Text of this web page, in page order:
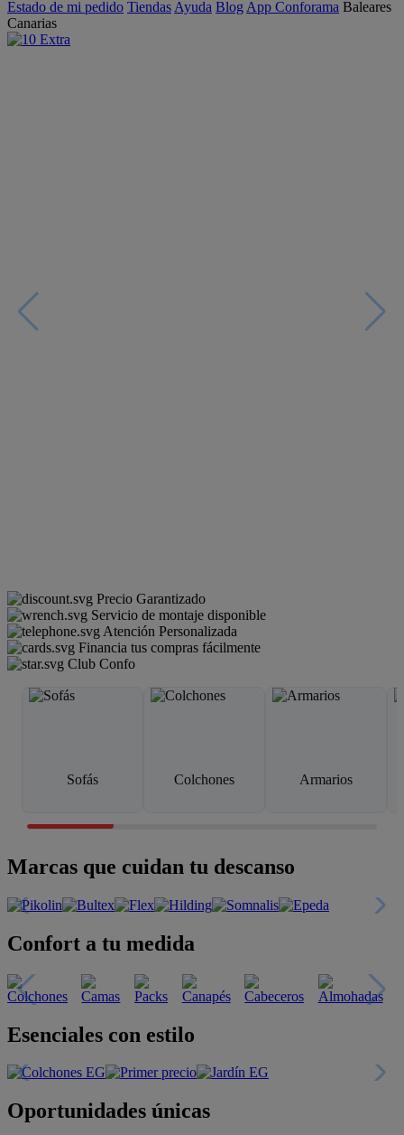
Estado de mi pedido Tiendas Ayuda Blog App Conforama Baleares
Canarias
Precio Garantizado
Servicio de montaje disponible
Atención Personalizada
Financia tus compras fácilmente
Club Confo
Sofás Colchones Armarios
Marcas que cuidan tu descanso
Confort a tu medida
Esenciales con estilo
Oportunidades únicas